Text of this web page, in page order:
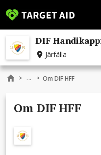
DIF
Järfälla
> ... > Om DIF HFF
Om DIF HFF